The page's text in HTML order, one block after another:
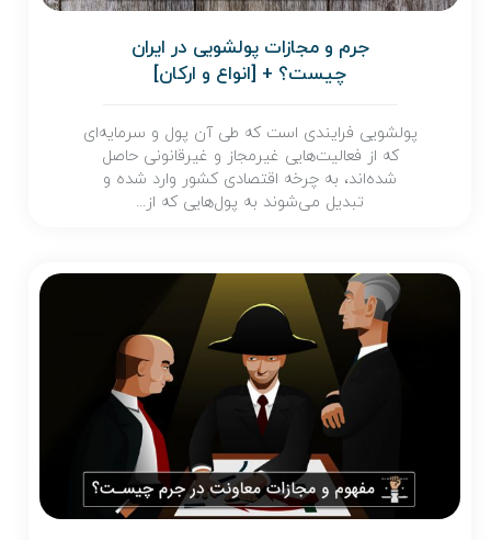
جرم و مجازات پولشویی در ایران
چیست؟ + [انواع و ارکان]
پولشویی فرایندی است که طی آن پول و سرمایه‌ای
که از فعالیت‌هایی غیرمجاز و غیرقانونی حاصل
شده‌اند، به چرخه اقتصادی کشور وارد شده و
تبدیل می‌شوند به پول‌هایی که از...